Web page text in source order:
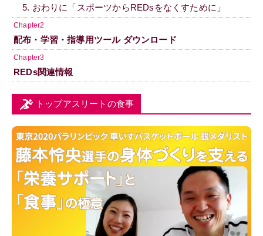
5. おわりに「スポーツからREDsをなくすために」
Chapter2
配布・学習・指導用ツール ダウンロード
Chapter3
REDs関連情報
トップアスリートの食事